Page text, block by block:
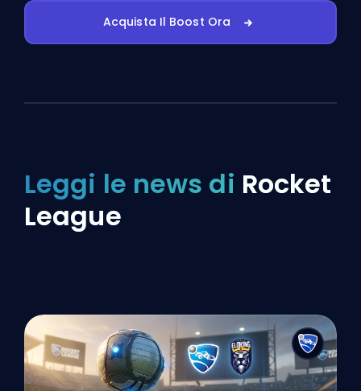
Acquista Il Boost Ora
Leggi le news di Rocket
League